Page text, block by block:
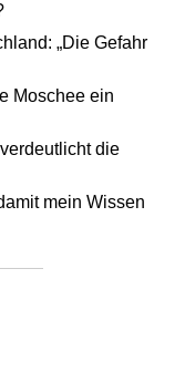
„Die Gefahr
Moschee ein
die
mein Wissen